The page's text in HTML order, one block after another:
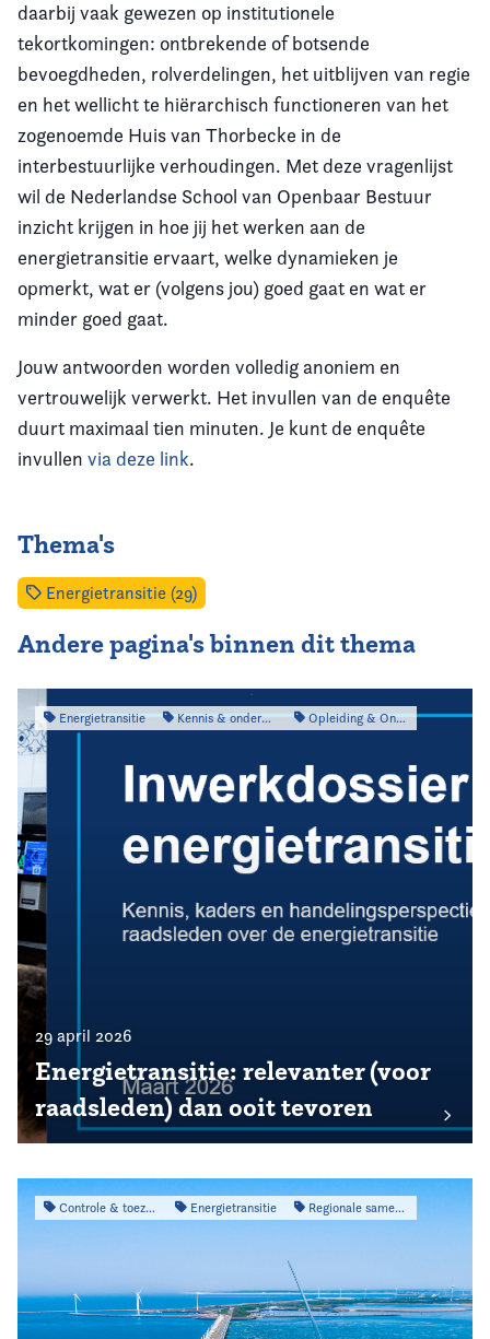
daarbij vaak gewezen op institutionele
tekortkomingen: ontbrekende of botsende
bevoegdheden, rolverdelingen, het uitblijven van regie
en het wellicht te hiërarchisch functioneren van het
zogenoemde Huis van Thorbecke in de
interbestuurlijke verhoudingen. Met deze vragenlijst
wil de Nederlandse School van Openbaar Bestuur
inzicht krijgen in hoe jij het werken aan de
energietransitie ervaart, welke dynamieken je
opmerkt, wat er (volgens jou) goed gaat en wat er
minder goed gaat.
Jouw antwoorden worden volledig anoniem en
vertrouwelijk verwerkt. Het invullen van de enquête
duurt maximaal tien minuten. Je kunt de enquête
invullen via deze link.
Thema's
Energietransitie (29)
Andere pagina's binnen dit thema
Energietransitie Kennis & onderzoek Opleiding & Ontwikkeling
29 april 2026
Energietransitie: relevanter (voor
raadsleden) dan ooit tevoren
Controle & toezicht Energietransitie Regionale samenwerking